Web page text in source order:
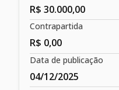
R$ 30.000,00
Contrapartida
R$ 0,00
Data de publicação
04/12/2025